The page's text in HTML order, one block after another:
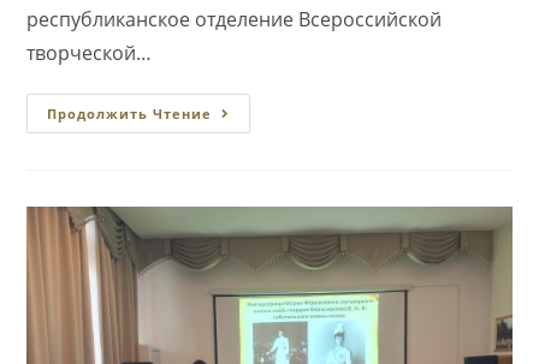
республиканское отделение Всероссийской
творческой…
Продолжить Чтение В
Воронцовском
Творить
Художники
Проекта
«Таврида
Сокровенная».